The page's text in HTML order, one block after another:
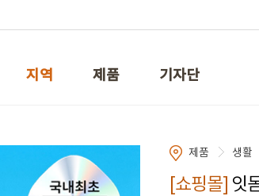
지역 제품 기자단
제품 생활
[쇼핑몰] 잇